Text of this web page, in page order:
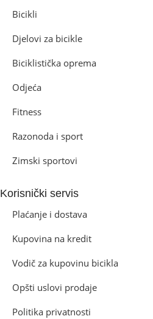
Bicikli
Djelovi za bicikle
Biciklistička oprema
Odjeća
Fitness
Razonoda i sport
Zimski sportovi
Korisnički servis
Plaćanje i dostava
Kupovina na kredit
Vodič za kupovinu bicikla
Opšti uslovi prodaje
Politika privatnosti